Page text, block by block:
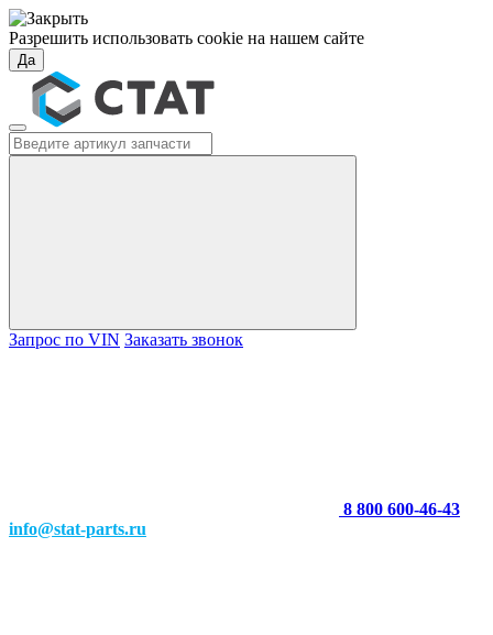
Разрешить использовать cookie на нашем сайте
Да
Запрос по VIN Заказать звонок
8 800 600-46-43
info@stat-parts.ru